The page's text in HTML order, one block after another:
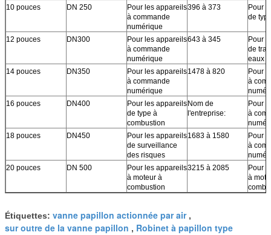
10 pouces
DN 250
Pour les appareils
à commande
numérique
396 à 373
Pour
de
12 pouces DN300
Pour les appareils
à commande
numérique
643 à 345
Pour
de
eaux
14 pouces
DN350
Pour les appareils
à commande
numérique
1478 à 820
Pour
à
16 pouces
DN400
Pour les appareils
de type à
combustion
Nom de
l'entreprise:
Pour
à
18 pouces
DN450
Pour les appareils
de surveillance
des risques
1683 à 1580
Pour
à
20 pouces
DN 500
Pour les appareils
à moteur à
combustion
3215 à 2085
Pour
à
Étiquettes: vanne papillon actionnée par air,
sur outre de la vanne papillon , Robinet à papillon type